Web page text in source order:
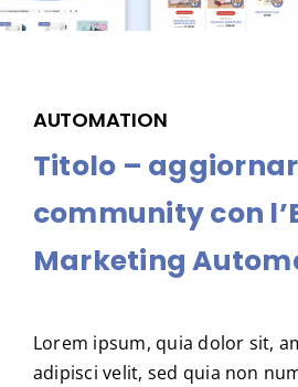
AUTOMATION
Titolo –
community con
Marketing
Lorem ipsum, quia dolor sit,
adipisci velit, sed quia non